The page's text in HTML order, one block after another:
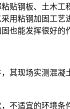
贴钢板、土木工
用粘钢加固工
也能发挥很好的
其现场实测混
不适宜的环境条